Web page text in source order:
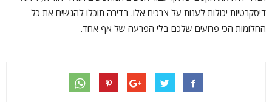
דיסקרטיות יכולות לענות על צרכים אלו. בדירה תוכלו להגשים את כל
החלומות הכי פרועים שלכם בלי הפרעה של אף אחד.